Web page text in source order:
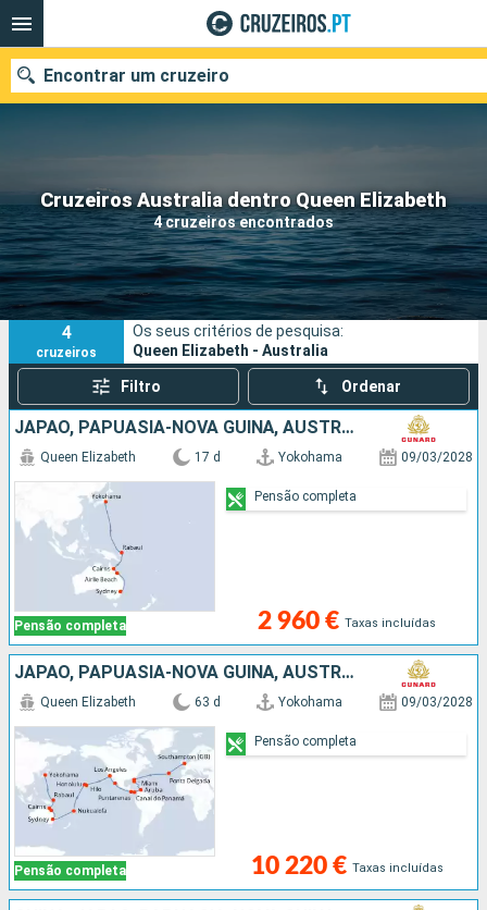
Cruzeiros Australia dentro Queen Elizabeth
4 cruzeiros encontrados
Encontrar um cruzeiro
Quando ir?
Data de partida
Portos Companhias
Pesquisar
4
cruzeiros
Os seus critérios de pesquisa:
Queen Elizabeth - Australia
Filtro Ordenar
JAPÃO, PAPUASIA-NOVA GUINÃ, AUSTRALIA
Pensão completa
Queen Elizabeth 17 d Yokohama 09/03/2028
2 960 € Taxas incluídas
Pensão completa
JAPÃO, PAPUASIA-NOVA GUINÃ, AUSTRALIA, ARUBA, TONGA, FRANÇA, CARAIBAS - MEXICO, COSTA RICA, PANAMA, ESTADOS UNIDOS, PORTUGAL, REINO UNIDO
Pensão completa
Queen Elizabeth 63 d Yokohama 09/03/2028
10 220 € Taxas incluídas
Pensão completa